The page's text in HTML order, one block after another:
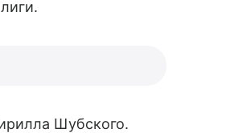
Шубского.